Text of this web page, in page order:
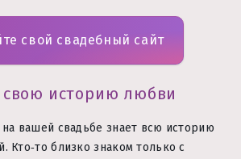
свой свадебный сайт
свою историю любви
вашей свадьбе знает всю историю
Кто‑то близко знаком только с